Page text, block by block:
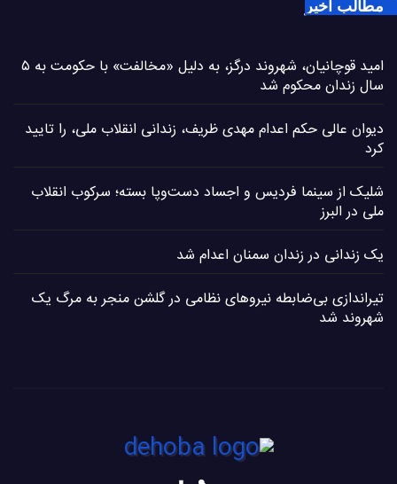
مطالب اخیر
امید قوچانیان، شهروند درگز، به دلیل «مخالفت» با حکومت به ۵
سال زندان محکوم شد
دیوان عالی حکم اعدام مهدی ظریف، زندانی انقلاب ملی، را تایید
کرد
شلیک از سینما فردیس و اجساد دست‌وپا بسته؛ سرکوب انقلاب
ملی در البرز
یک زندانی در زندان سمنان اعدام شد
تیراندازی بی‌ضابطه نیروهای نظامی در گلشن منجر به مرگ یک
شهروند شد